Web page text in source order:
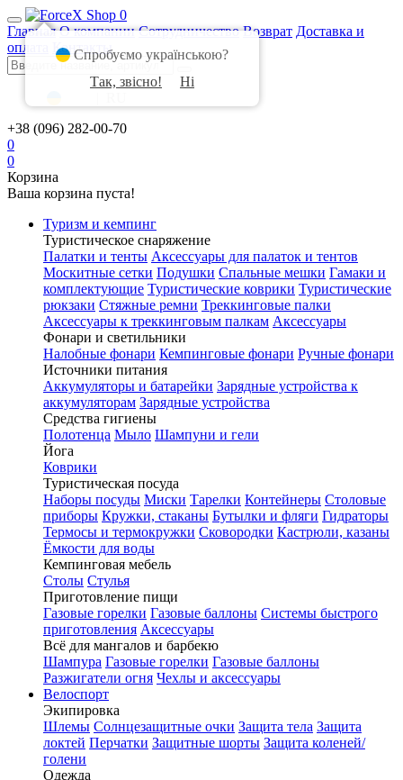
0
Главная О компании Сотрудничество Возврат Доставка и
оплата
Контакты
+38 (096) 282-00-70
0
0
Корзина
Ваша корзина пуста!
Туризм и кемпинг
Туристическое снаряжение
Палатки и тенты Аксессуары для палаток и тентов
Москитные сетки Подушки Спальные мешки Гамаки и
комплектующие Туристические коврики Туристические
рюкзаки Стяжные ремни Треккинговые палки
Аксессуары к треккинговым палкам Аксессуары
Фонари и светильники
Налобные фонари Кемпинговые фонари Ручные фонари
Источники питания
Аккумуляторы и батарейки Зарядные устройства к
аккумуляторам Зарядные устройства
Средства гигиены
Полотенца Мыло Шампуни и гели
Йога
Коврики
Туристическая посуда
Наборы посуды Миски Тарелки Контейнеры Столовые
приборы Кружки, стаканы Бутылки и фляги Гидраторы
Термосы и термокружки Сковородки Кастрюли, казаны
Ёмкости для воды
Кемпинговая мебель
Столы Стулья
Приготовление пищи
Газовые горелки Газовые баллоны Системы быстрого
приготовления Аксессуары
Всё для мангалов и барбекю
Шампура Газовые горелки Газовые баллоны
Разжигатели огня Чехлы и аксессуары
Велоспорт
Экипировка
Шлемы Солнцезащитные очки Защита тела Защита
локтей Перчатки Защитные шорты Защита коленей/
голени
Одежда
Спробуємо українською?
Так, звісно!
Ні